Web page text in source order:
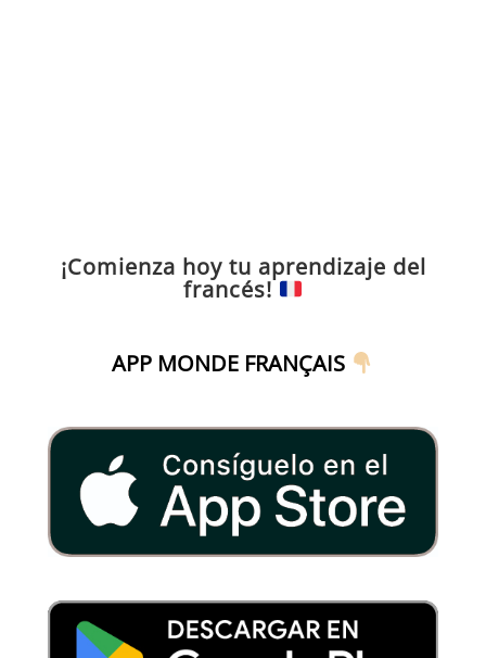
¡Comienza hoy tu aprendizaje del
francés!
APP MONDE FRANÇAIS